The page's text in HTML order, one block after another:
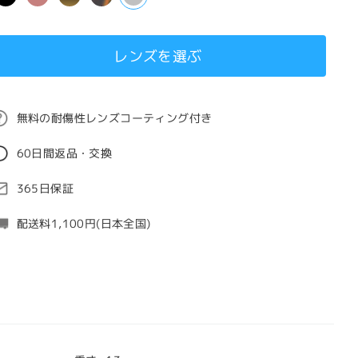
レンズを選ぶ
無料の耐傷性レンズコーティング付き
60日間返品・交換
365日保証
配送料1,100円(日本全国)